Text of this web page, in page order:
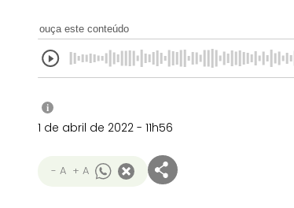
ouça este conteúdo
i
1 de abril de 2022 - 11h56
- A + A